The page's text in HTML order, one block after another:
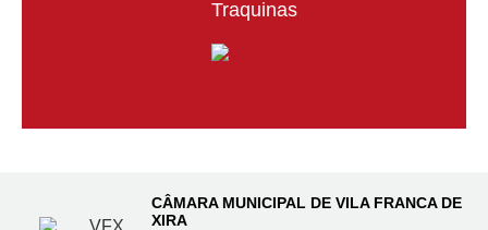
Traquinas
CÂMARA MUNICIPAL DE VILA FRANCA DE
XIRA